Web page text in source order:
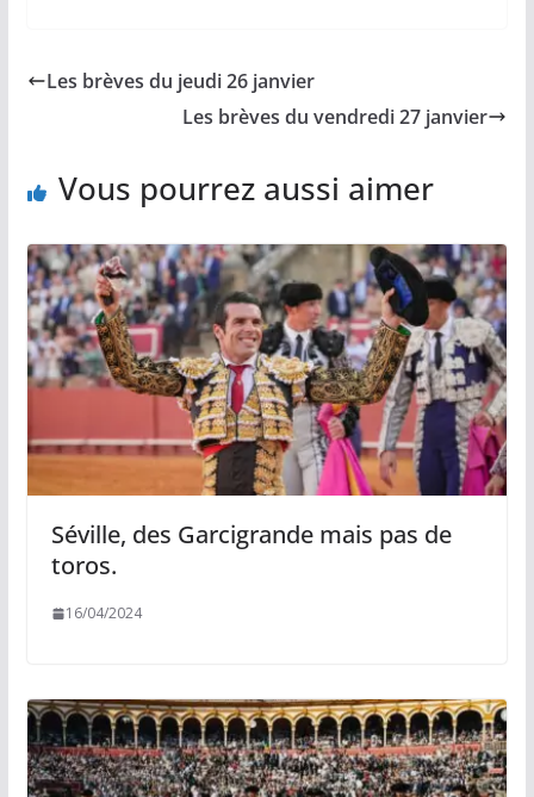
o
i
n
A
p
g
e
Les brèves du jeudi 26 janvier
Les brèves du vendredi 27 janvier
Vous pourrez aussi aimer
Séville, des Garcigrande mais pas de
toros.
16/04/2024